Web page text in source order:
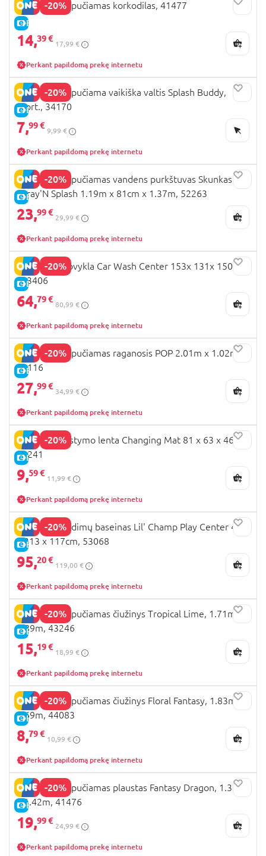
-20%
E-KAINA
BESTWAY pripučiamas korkodilas, 41477
14,39 €
17,99 €
Perkant papildomą prekę internetu
-20%
E-KAINA
BESTWAY pripučiama vaikiška valtis Splash Buddy,
asort., 34170
7,99 €
9,99 €
Perkant papildomą prekę internetu
-20%
E-KAINA
BESTWAY pripučiamas vandens purkštuvas Skunkas
Spray'N Splash 1.19m x 81cm x 1.37m, 52263
23,99 €
29,99 €
Perkant papildomą prekę internetu
-20%
E-KAINA
BESTWAY plovykla Car Wash Center 153x 131x 150cm
, 93406
64,79 €
80,99 €
Perkant papildomą prekę internetu
-20%
E-KAINA
BESTWAY pripučiamas raganosis POP 2.01m x 1.02m,
41116
27,99 €
34,99 €
Perkant papildomą prekę internetu
-20%
E-KAINA
BESTWAY vystymo lenta Changing Mat 81 x 63 x 46cm,
52241
9,59 €
11,99 €
Perkant papildomą prekę internetu
-20%
E-KAINA
BESTWAY žaidimų baseinas Lil' Champ Play Center 435
x 213 x 117cm, 53068
95,20 €
119,00 €
Perkant papildomą prekę internetu
-20%
E-KAINA
BESTWAY pripučiamas čiužinys Tropical Lime, 1.71m x
0.89m, 43246
15,19 €
18,99 €
Perkant papildomą prekę internetu
-20%
E-KAINA
BESTWAY pripučiamas čiužinys Floral Fantasy, 1.83m x
0.69m, 44083
8,79 €
10,99 €
Perkant papildomą prekę internetu
-20%
E-KAINA
BESTWAY pripučiamas plaustas Fantasy Dragon, 1.34m
x 1.42m, 41476
19,99 €
24,99 €
Perkant papildomą prekę internetu